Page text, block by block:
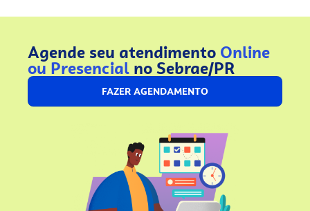
Agende seu atendimento Online
ou Presencial no Sebrae/PR
FAZER AGENDAMENTO